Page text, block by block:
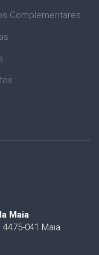
Complementares
Maia
4475-041 Maia